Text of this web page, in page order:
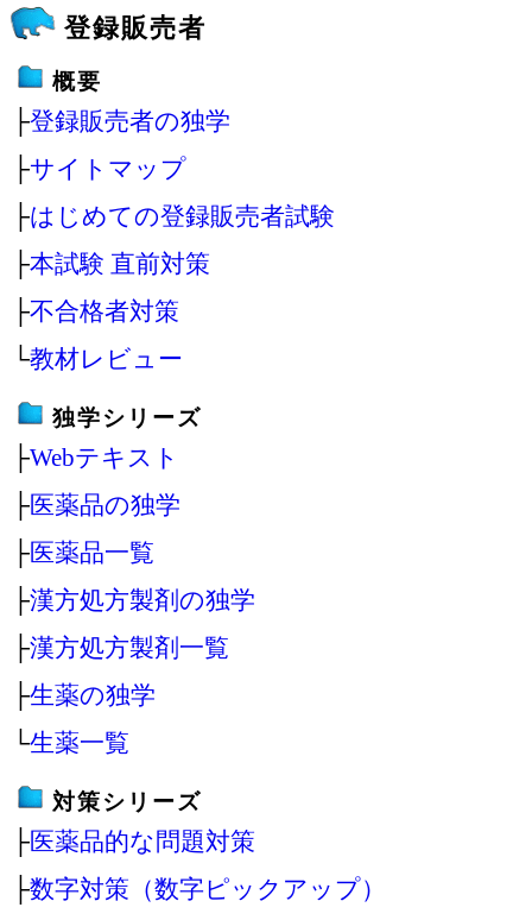
登録販売者
概要
├登録販売者の独学
├サイトマップ
├はじめての登録販売者試験
├本試験 直前対策
├不合格者対策
└教材レビュー
独学シリーズ
├Webテキスト
├医薬品の独学
├医薬品一覧
├漢方処方製剤の独学
├漢方処方製剤一覧
├生薬の独学
└生薬一覧
対策シリーズ
├医薬品的な問題対策
├数字対策（数字ピックアップ）